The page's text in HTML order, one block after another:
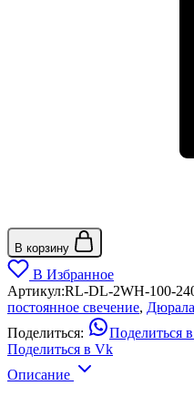
В корзину
В Избранное
Артикул:RL-DL-2WH-100-
постоянное свечение,
Поделиться:
Поделиться
Поделиться в Vk
Описание